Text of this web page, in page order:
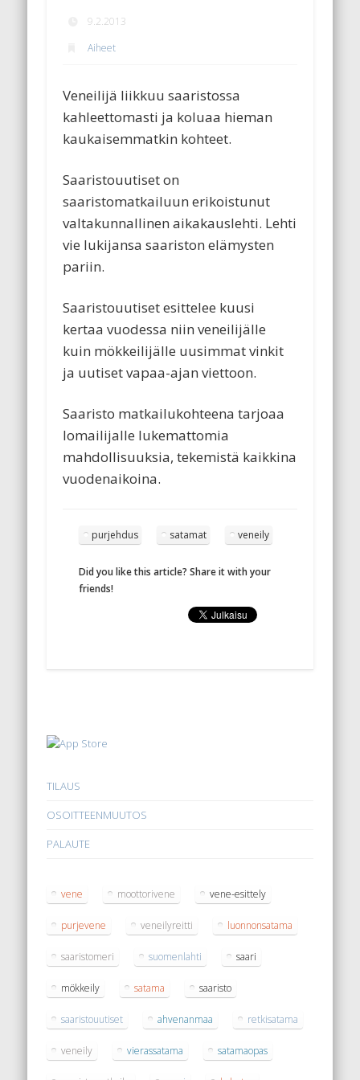
9.2.2013
Aiheet
Veneilijä liikkuu saaristossa
kahleettomasti ja koluaa hieman
kaukaisemmatkin kohteet.
Saaristouutiset on
saaristomatkailuun erikoistunut
valtakunnallinen aikakauslehti. Lehti
vie lukijansa saariston elämysten
pariin.
Saaristouutiset esittelee kuusi
kertaa vuodessa niin veneilijälle
kuin mökkeilijälle uusimmat vinkit
ja uutiset vapaa-ajan viettoon.
Saaristo matkailukohteena tarjoaa
lomailijalle lukemattomia
mahdollisuuksia, tekemistä kaikkina
vuodenaikoina.
purjehdus satamat veneily
Did you like this article? Share it with your
friends!
TILAUS
OSOITTEENMUUTOS
PALAUTE
vene moottorivene vene-esittely
purjevene veneilyreitti luonnonsatama
saaristomeri suomenlahti saari
mökkeily satama saaristo
saaristouutiset ahvenanmaa retkisatama
veneily vierassatama satamaopas